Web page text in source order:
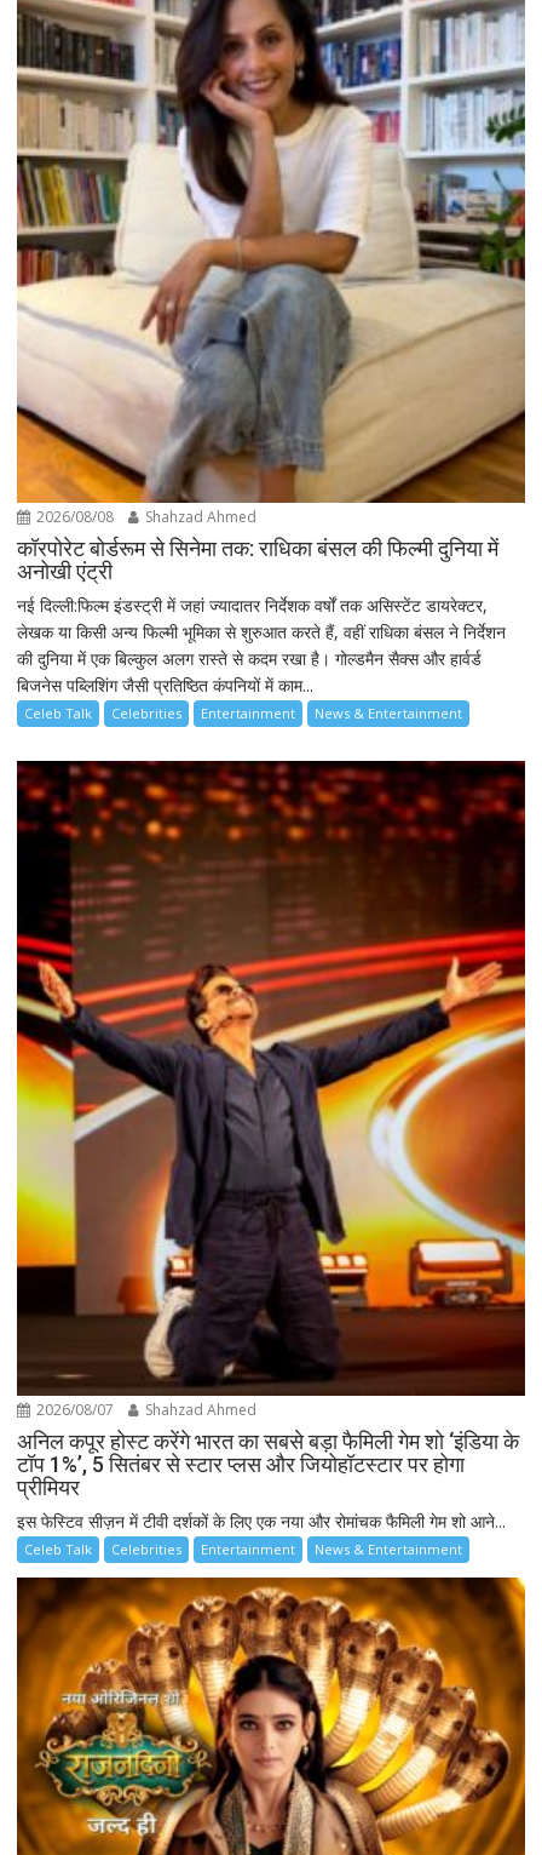
2026/08/08 Shahzad Ahmed
कॉरपोरेट बोर्डरूम से सिनेमा तक: राधिका बंसल की फिल्मी दुनिया में
अनोखी एंट्री
नई दिल्ली:फिल्म इंडस्ट्री में जहां ज्यादातर निर्देशक वर्षों तक असिस्टेंट डायरेक्टर,
लेखक या किसी अन्य फिल्मी भूमिका से शुरुआत करते हैं, वहीं राधिका बंसल ने निर्देशन
की दुनिया में एक बिल्कुल अलग रास्ते से कदम रखा है। गोल्डमैन सैक्स और हार्वर्ड
बिजनेस पब्लिशिंग जैसी प्रतिष्ठित कंपनियों में काम...
Celeb Talk Celebrities Entertainment News & Entertainment
2026/08/07 Shahzad Ahmed
अनिल कपूर होस्ट करेंगे भारत का सबसे बड़ा फैमिली गेम शो ‘इंडिया के
टॉप 1%’, 5 सितंबर से स्टार प्लस और जियोहॉटस्टार पर होगा
प्रीमियर
इस फेस्टिव सीज़न में टीवी दर्शकों के लिए एक नया और रोमांचक फैमिली गेम शो आने...
Celeb Talk Celebrities Entertainment News & Entertainment